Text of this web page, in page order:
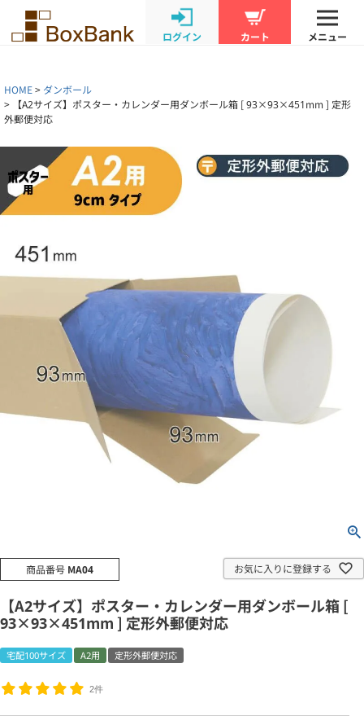
ログイン カート メニュー
HOME
ダンボール
【A2サイズ】ポスター・カレンダー用ダンボール箱 [ 93×93×451mm ] 定形
外郵便対応
商品番号 MA04 お気に入りに登録する
【A2サイズ】ポスター・カレンダー用ダンボール箱 [
93×93×451mm ] 定形外郵便対応
宅配100サイズ A2用 定形外郵便対応
2件